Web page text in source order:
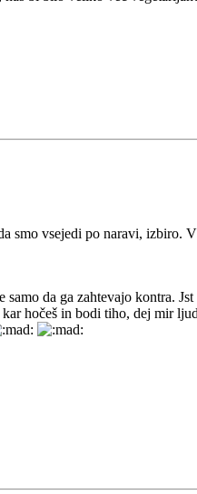
smo vsejedi po naravi, izbiro.
da ga zahtevajo kontra. Jst
hočeš in bodi tiho, dej mir